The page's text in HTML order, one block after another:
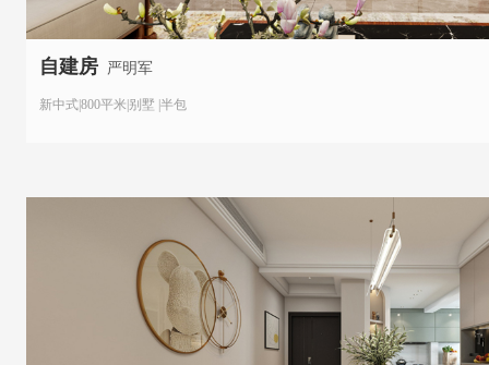
自建房严明军
新中式|800平米|别墅 |半包